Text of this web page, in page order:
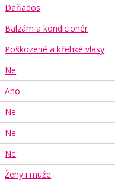
Daňados
Balzám a kondicionér
Poškozené a křehké vlasy
Ne
Ano
Ne
Ne
Ne
Ženy i muže